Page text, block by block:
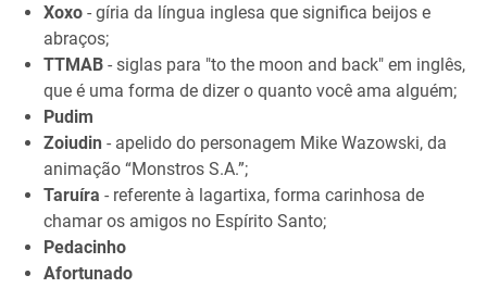
Xoxo - gíria da língua inglesa que significa beijos e
abraços;
TTMAB - siglas para "to the moon and back" em inglês,
que é uma forma de dizer o quanto você ama alguém;
Pudim
Zoiudin - apelido do personagem Mike Wazowski, da
animação “Monstros S.A.”;
Taruíra - referente à lagartixa, forma carinhosa de
chamar os amigos no Espírito Santo;
Pedacinho
Afortunado